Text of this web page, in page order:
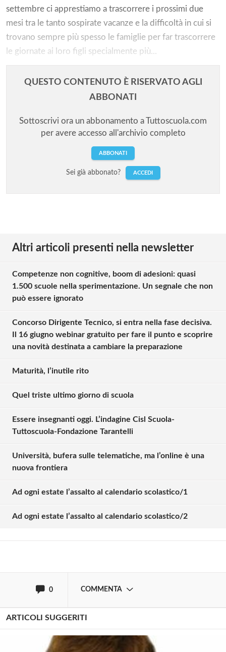
settembre ci apprestiamo a trascorrere i prossimi due
mesi tra le tanto sospirate vacanze e la difficoltà in cui si
trovano sempre più spesso le famiglie per far trascorrere
le giornate ai loro figli specialmente più...
QUESTO CONTENUTO È RISERVATO AGLI
ABBONATI
Sottoscrivi ora un abbonamento a Tuttoscuola.com
per avere accesso all'archivio completo
ABBONATI
Sei già abbonato? ACCEDI
Altri articoli presenti nella newsletter
Competenze non cognitive, boom di adesioni: quasi
1.500 scuole nella sperimentazione. Un segnale che non
può essere ignorato
Concorso Dirigente Tecnico, si entra nella fase decisiva.
Il 16 giugno webinar gratuito per fare il punto e scoprire
una novità destinata a cambiare la preparazione
Maturità, l’inutile rito
Quel triste ultimo giorno di scuola
Essere insegnanti oggi. L’indagine Cisl Scuola-
Tuttoscuola-Fondazione Tarantelli
Università, bufera sulle telematiche, ma l’online è una
nuova frontiera
Ad ogni estate l’assalto al calendario scolastico/1
Ad ogni estate l’assalto al calendario scolastico/2
0 COMMENTA
commentare!
Effettua il Login o Registrati
ARTICOLI SUGGERITI